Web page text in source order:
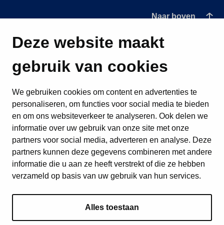
Deze website maakt
gebruik van cookies
We gebruiken cookies om content en advertenties te
personaliseren, om functies voor social media te bieden
en om ons websiteverkeer te analyseren. Ook delen we
informatie over uw gebruik van onze site met onze
partners voor social media, adverteren en analyse. Deze
partners kunnen deze gegevens combineren met andere
informatie die u aan ze heeft verstrekt of die ze hebben
verzameld op basis van uw gebruik van hun services.
Alles toestaan
Naar boven